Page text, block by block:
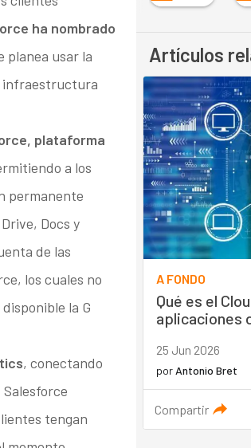
ha nombrado
planea usar la
infraestructura
plataforma
a los
permanente
Docs y
de las
los cuales no
la G
, conectando
tengan
Artículos
A FONDO
Qué es el
aplicaciones
25 Jun 2026
por Antonio Bret
Compartir